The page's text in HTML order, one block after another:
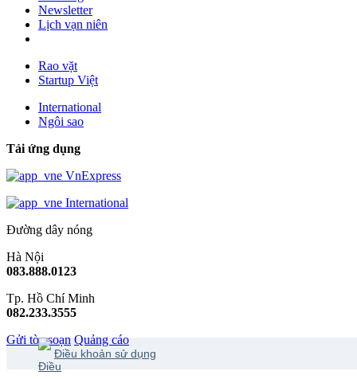
Newsletter
Lịch vạn niên
Rao vặt
Startup Việt
International
Ngôi sao
Tải ứng dụng
VnExpress
International
Đường dây nóng
Hà Nội
083.888.0123
Tp. Hồ Chí Minh
082.233.3555
Gửi tòa soạn Quảng cáo
Điều khoản sử dụng